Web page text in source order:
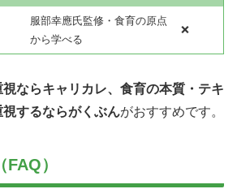
服部幸應氏監修・食育の原点
から学べる
❌
ならキャリカレ、食育の本質・テキ
するならがくぶんがおすすめです。
）